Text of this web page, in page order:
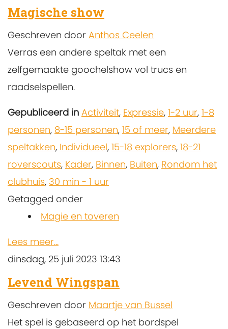
Magische show
Geschreven door Anthos Ceelen
Verras een andere speltak met een
zelfgemaakte goochelshow vol trucs en
raadselspellen.
Gepubliceerd in Activiteit, Expressie, 1-2 uur, 1-8
personen, 8-15 personen, 15 of meer, Meerdere
speltakken, Individueel, 15-18 explorers, 18-21
roverscouts, Kader, Binnen, Buiten, Rondom het
clubhuis, 30 min - 1 uur
Getagged onder
Magie en toveren
Lees meer...
dinsdag, 25 juli 2023 13:43
Levend Wingspan
Geschreven door Maartje van Bussel
Het spel is gebaseerd op het bordspel